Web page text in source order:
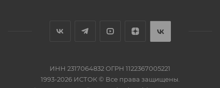
ИНН 2317064832 ОГРН 1122367005221
1993-2026 ИСТОК © Все права защищены.